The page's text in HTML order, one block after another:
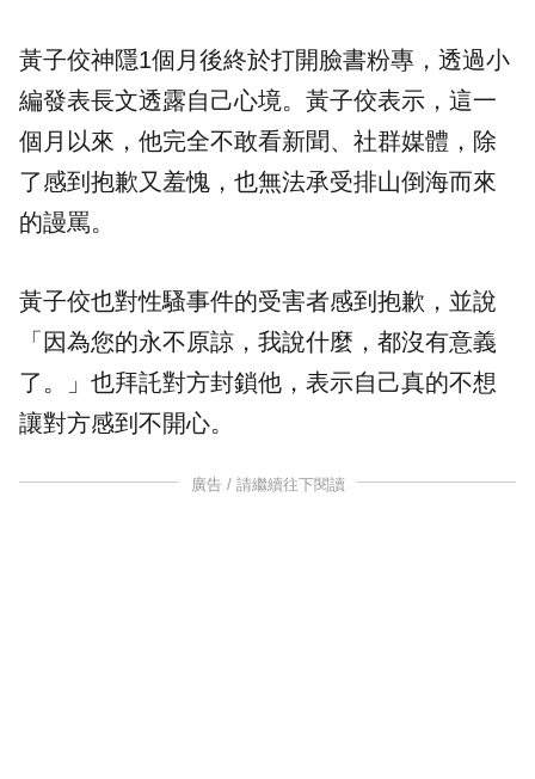
黃子佼神隱1個月後終於打開臉書粉專，透過小
編發表長文透露自己心境。黃子佼表示，這一
個月以來，他完全不敢看新聞、社群媒體，除
了感到抱歉又羞愧，也無法承受排山倒海而來
的謾罵。
黃子佼也對性騷事件的受害者感到抱歉，並說
「因為您的永不原諒，我說什麼，都沒有意義
了。」也拜託對方封鎖他，表示自己真的不想
讓對方感到不開心。
廣告 / 請繼續往下閱讀